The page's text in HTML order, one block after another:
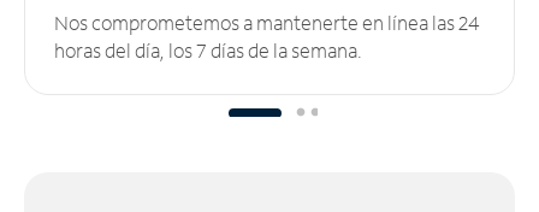
Nos comprometemos a mantenerte en línea las 24
horas del día, los 7 días de la semana.